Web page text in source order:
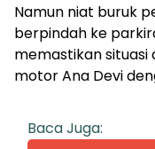
Namun niat buruk
berpindah ke
memastikan
motor Ana Devi
Baca Juga: